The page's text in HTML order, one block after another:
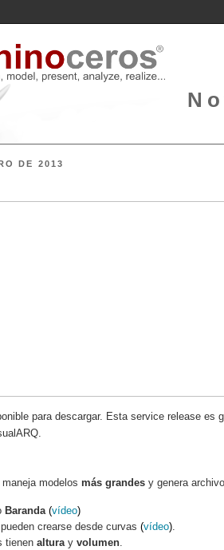
DE 2013
para descargar. Esta service release es
maneja modelos más grandes y genera
Baranda (vídeo)
pueden crearse desde curvas (vídeo).
tienen alturay volumen.